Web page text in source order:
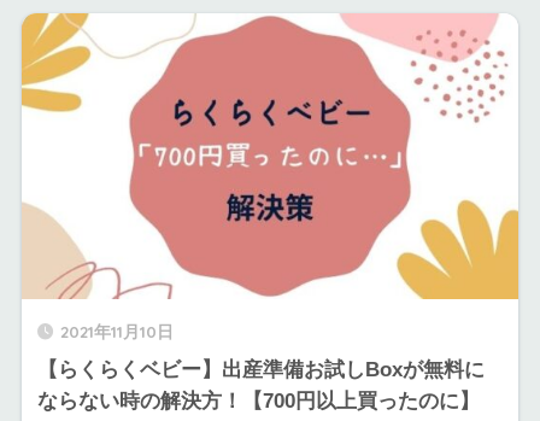
2021年11月10日
【らくらくベビー】出産準備お試しBoxが無料に
ならない時の解決方！【700円以上買ったのに】